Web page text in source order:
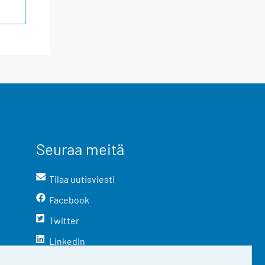
Seuraa meitä
Tilaa uutisviesti
Facebook
Twitter
LinkedIn